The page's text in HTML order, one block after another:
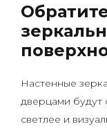
Настенные
дверцами будут
светлее и